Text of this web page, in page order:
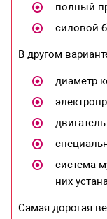
полный
силовой
В другом
диаметр
система
них
Самая дорогая